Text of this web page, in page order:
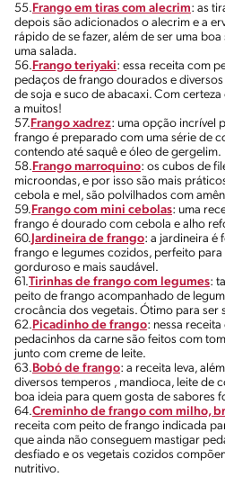
55. Frango em tiras com alecrim: as
depois são adicionados o alecrim e a
rápido de se fazer, além de ser uma
uma salada.
56. Frango teriyaki: essa receita com
pedaços de frango dourados e
de soja e suco de abacaxi. Com
a muitos!
57. Frango xadrez: uma opção incrível
frango é preparado com uma série de
contendo até saquê e óleo de gergelim.
58. Frango marroquino: os cubos de
microondas, e por isso são mais
cebola e mel, são polvilhados com
59. Frango com mini cebolas: uma
frango é dourado com cebola e alho
60. Jardineira de frango: a jardineira é
frango e legumes cozidos, perfeito
gorduroso e mais saudável.
61.Tirinhas de frango com legumes:
peito de frango acompanhado de
crocância dos vegetais. Ótimo para ser
62. Picadinho de frango: nessa
pedacinhos da carne são feitos com
junto com creme de leite.
63. Bobó de frango: a receita leva,
diversos temperos , mandioca, leite de
boa ideia para quem gosta de sabores
64.Creminho de frango com milho,
receita com peito de frango indicada
que ainda não conseguem mastigar
desfiado e os vegetais cozidos
nutritivo.